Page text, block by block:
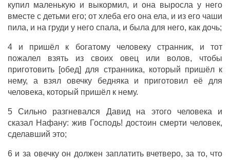
купил маленькую и выкормил, и она выросла у него
вместе с детьми его; от хлеба его она ела, и из его чаши
пила, и на груди у него спала, и была для него, как дочь;
4 и пришёл к богатому человеку странник, и тот
пожалел взять из своих овец или волов, чтобы
приготовить [обед] для странника, который пришёл к
нему, а взял овечку бедняка и приготовил её для
человека, который пришёл к нему.
5 Сильно разгневался Давид на этого человека и
сказал Нафану: жив Господь! достоин смерти человек,
сделавший это;
6 и за овечку он должен заплатить вчетверо, за то, что